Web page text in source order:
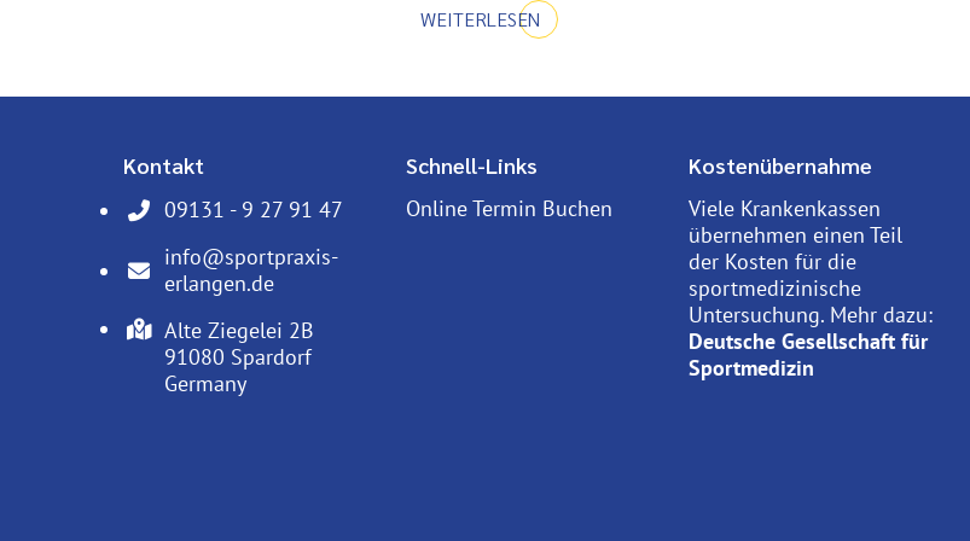
WEITERLESEN
Kontakt
09131 - 9 27 91 47
Telefonnummer: 0 9 1 3 1 9 2 7 9 1 4 7
info@sportpraxis-
erlangen.de
E-Mail Adresse: info@sportpraxis-erlangen.de
Adresse:
Alte Ziegelei 2B
91080 , 9 1 0 8 0
Spardorf
Germany
Schnell-Links
Online Termin Buchen
Kostenübernahme
Viele Krankenkassen
übernehmen einen Teil
der Kosten für die
sportmedizinische
Untersuchung. Mehr dazu:
Deutsche Gesellschaft für
Sportmedizin